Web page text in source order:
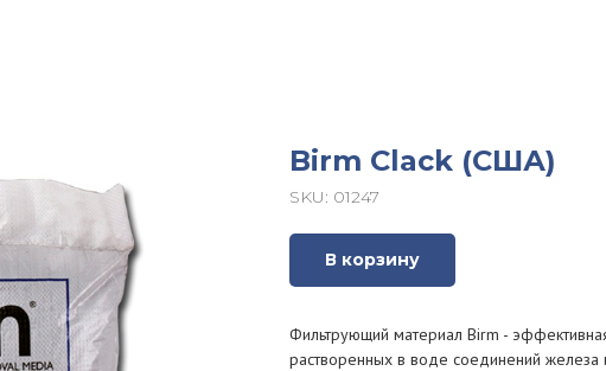
Birm Clack (США)
SKU: 01247
В корзину
Фильтрующий материал Birm -
растворенных в воде соединений железа